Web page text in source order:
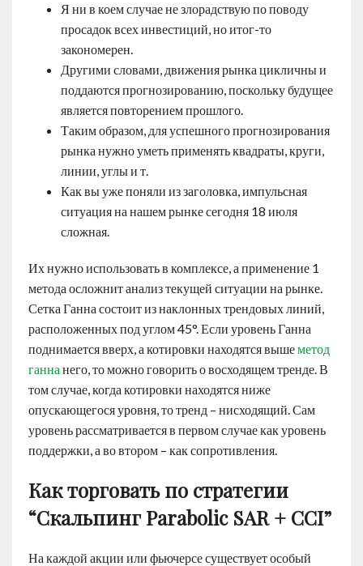
Я ни в коем случае не злорадствую по поводу
просадок всех инвестиций, но итог-то
закономерен.
Другими словами, движения рынка цикличны и
поддаются прогнозированию, поскольку будущее
является повторением прошлого.
Таким образом, для успешного прогнозирования
рынка нужно уметь применять квадраты, круги,
линии, углы и т.
Как вы уже поняли из заголовка, импульсная
ситуация на нашем рынке сегодня 18 июля
сложная.
Их нужно использовать в комплексе, а применение 1
метода осложнит анализ текущей ситуации на рынке.
Сетка Ганна состоит из наклонных трендовых линий,
расположенных под углом 45°. Если уровень Ганна
поднимается вверх, а котировки находятся вышеметод
ганна него, то можно говорить о восходящем тренде. В
том случае, когда котировки находятся ниже
опускающегося уровня, то тренд – нисходящий. Сам
уровень рассматривается в первом случае как уровень
поддержки, а во втором – как сопротивления.
Как торговать по стратегии
“Скальпинг Parabolic SAR + CCI”
На каждой акции или фьючерсе существует особый